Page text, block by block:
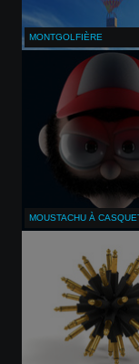
MONTGOLFIÈRE
MOUSTACHU À